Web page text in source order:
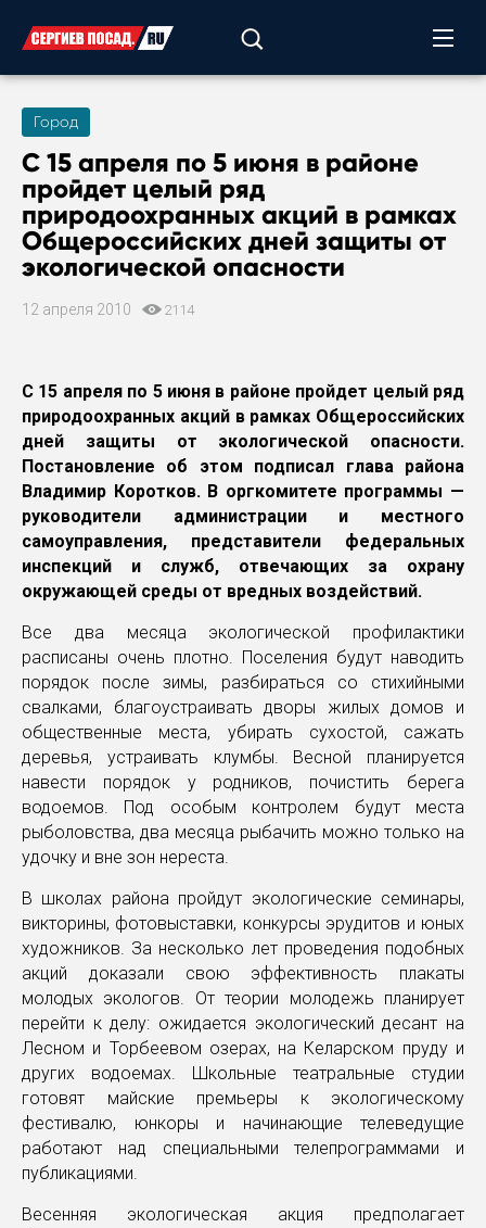
Город
С 15 апреля по 5 июня в районе
пройдет целый ряд
природоохранных акций в рамках
Общероссийских дней защиты от
экологической опасности
12 апреля 2010 2114
С 15 апреля по 5 июня в районе пройдет целый ряд
природоохранных акций в рамках Общероссийских
дней защиты от экологической опасности.
Постановление об этом подписал глава района
Владимир Коротков. В оргкомитете программы —
руководители администрации и местного
самоуправления, представители федеральных
инспекций и служб, отвечающих за охрану
окружающей среды от вредных воздействий.
Все два месяца экологической профилактики
расписаны очень плотно. Поселения будут наводить
порядок после зимы, разбираться со стихийными
свалками, благоустраивать дворы жилых домов и
общественные места, убирать сухостой, сажать
деревья, устраивать клумбы. Весной планируется
навести порядок у родников, почистить берега
водоемов. Под особым контролем будут места
рыболовства, два месяца рыбачить можно только на
удочку и вне зон нереста.
В школах района пройдут экологические семинары,
викторины, фотовыставки, конкурсы эрудитов и юных
художников. За несколько лет проведения подобных
акций доказали свою эффективность плакаты
молодых экологов. От теории молодежь планирует
перейти к делу: ожидается экологический десант на
Лесном и Торбеевом озерах, на Келарском пруду и
других водоемах. Школьные театральные студии
готовят майские премьеры к экологическому
фестивалю, юнкоры и начинающие телеведущие
работают над специальными телепрограммами и
публикациями.
Весенняя экологическая акция предполагает